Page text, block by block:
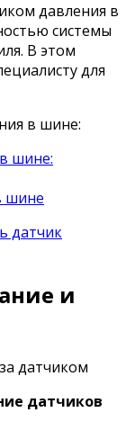
давления в
системы
В этом
для
в шине:
шине:
шине
датчик
и
датчиков